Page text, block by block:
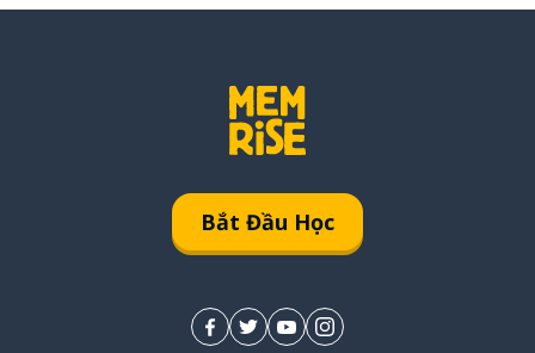
Bắt Đầu Học